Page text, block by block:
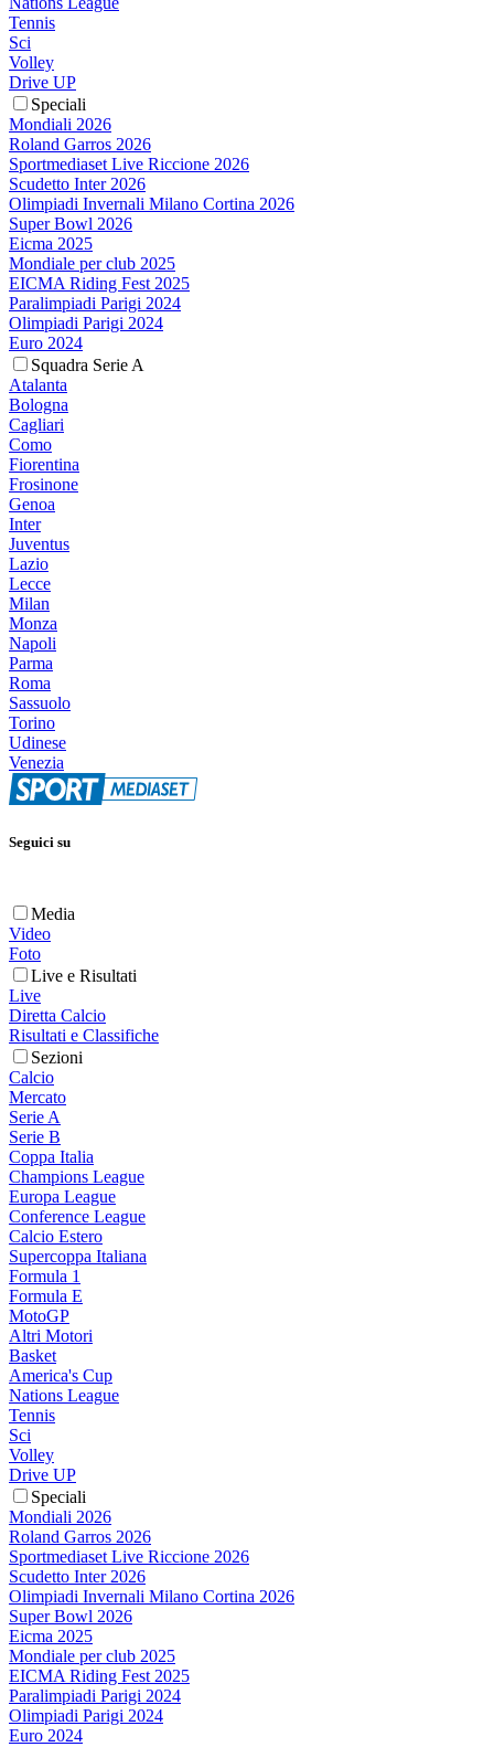
Tennis
Sci
Volley
Drive UP
Speciali
Mondiali 2026
Roland Garros 2026
Sportmediaset Live Riccione 2026
Scudetto Inter 2026
Olimpiadi Invernali Milano Cortina 2026
Super Bowl 2026
Eicma 2025
Mondiale per club 2025
EICMA Riding Fest 2025
Paralimpiadi Parigi 2024
Olimpiadi Parigi 2024
Euro 2024
Squadra Serie A
Atalanta
Bologna
Cagliari
Como
Fiorentina
Frosinone
Genoa
Inter
Juventus
Lazio
Lecce
Milan
Monza
Napoli
Parma
Roma
Sassuolo
Torino
Udinese
Venezia
Seguici su
Media
Video
Foto
Live e Risultati
Live
Diretta Calcio
Risultati e Classifiche
Sezioni
Calcio
Mercato
Serie A
Serie B
Coppa Italia
Champions League
Europa League
Conference League
Calcio Estero
Supercoppa Italiana
Formula 1
Formula E
MotoGP
Altri Motori
Basket
America's Cup
Nations League
Tennis
Sci
Volley
Drive UP
Speciali
Mondiali 2026
Roland Garros 2026
Sportmediaset Live Riccione 2026
Scudetto Inter 2026
Olimpiadi Invernali Milano Cortina 2026
Super Bowl 2026
Eicma 2025
Mondiale per club 2025
EICMA Riding Fest 2025
Paralimpiadi Parigi 2024
Olimpiadi Parigi 2024
Euro 2024